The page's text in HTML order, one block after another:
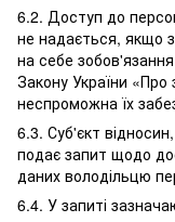
6.2. Доступ до
не надається, якщо
на себе
Закону України
неспроможна їх
6.3. Суб'єкт
подає запит щодо
даних володільцю
6.4. У запиті